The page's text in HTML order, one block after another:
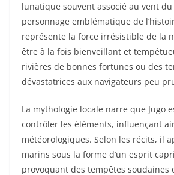
lunatique souvent associé au vent du
personnage emblématique de
représente la force irrésistible de la
être à la fois bienveillant et
rivières de bonnes fortunes ou des
dévastatrices aux navigateurs peu
La mythologie locale narre que Jugo
contrôler les éléments, influençant
météorologiques. Selon les récits, il
marins sous la forme d’un esprit
provoquant des tempêtes soudaines